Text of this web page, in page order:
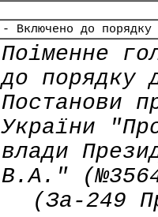
- Включено до порядку
Поіменне
до порядку
Постанови
України
влади
В.А."
(За-249